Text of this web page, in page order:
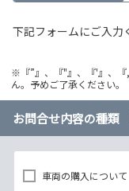
下記フォームにご入力
※『”』、『"』、『'』、『
ん。予めご了承ください。
お問合せ内容の種類
車両の購入について